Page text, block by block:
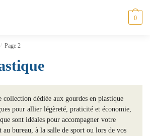
0
/ Page 2
collection dédiée aux gourdes en plastique
pour allier légèreté, praticité et économie,
sont idéales pour accompagner votre
au bureau, à la salle de sport ou lors de vos